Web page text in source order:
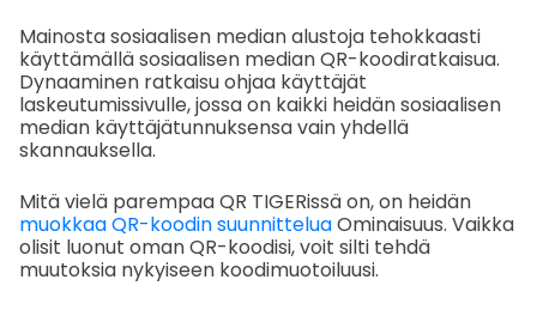
Mainosta sosiaalisen median alustoja tehokkaasti
käyttämällä sosiaalisen median QR-koodiratkaisua.
Dynaaminen ratkaisu ohjaa käyttäjät
laskeutumissivulle, jossa on kaikki heidän sosiaalisen
median käyttäjätunnuksensa vain yhdellä
skannauksella.
Mitä vielä parempaa QR TIGERissä on, on heidän
muokkaa QR-koodin suunnitteluaOminaisuus. Vaikka
olisit luonut oman QR-koodisi, voit silti tehdä
muutoksia nykyiseen koodimuotoiluusi.